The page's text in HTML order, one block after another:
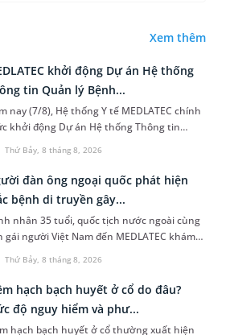
Xem thêm
Thứ Bảy, 8 tháng 8, 2026
khởi động Dự án Hệ thống
tin Quản lý Bệnh...
nay (7/8), Hệ thống Y tế MEDLATEC chính
khởi động Dự án Hệ thống Thông tin
lý Bệnh viện (HIS - Hospital Information
giai đoạn mới. Dự á...
Thứ Bảy, 8 tháng 8, 2026
đàn ông ngoại quốc phát hiện
bệnh di truyền gây...
nhân 35 tuổi, quốc tịch nước ngoài cùng
gái người Việt Nam đến MEDLATEC khám
khỏe tiền hôn nhân. Qua thăm khám và
các xét nghiệm chuyên sâu,...
hạch bạch huyết ở cổ do đâu?
độ nguy hiểm và phư...
hạch bạch huyết ở cổ thường xuất hiện